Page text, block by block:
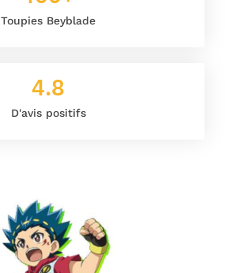
Toupies Beyblade
D'avis positifs
4.8